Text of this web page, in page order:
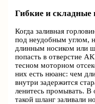
Гибкие и
Когда заливная
под неудобным углом,
длинным носиком или
попасть в отверстие
тесном моторном
них есть нюанс: чем
внутри задержится
ленитесь промывать. В
такой шланг заливали